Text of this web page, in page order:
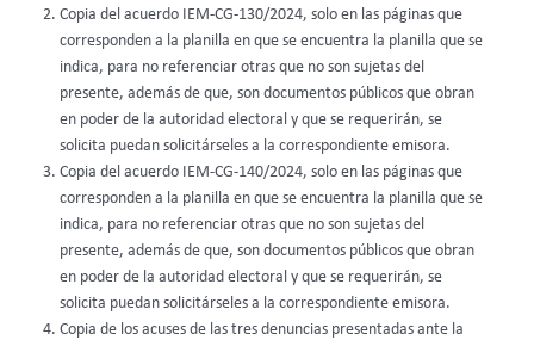
Copia del acuerdo IEM-CG-130/2024, solo en las páginas que
corresponden a la planilla en que se encuentra la planilla que se
indica, para no referenciar otras que no son sujetas del
presente, además de que, son documentos públicos que obran
en poder de la autoridad electoral y que se requerirán, se
solicita puedan solicitárseles a la correspondiente emisora.
Copia del acuerdo IEM-CG-140/2024, solo en las páginas que
corresponden a la planilla en que se encuentra la planilla que se
indica, para no referenciar otras que no son sujetas del
presente, además de que, son documentos públicos que obran
en poder de la autoridad electoral y que se requerirán, se
solicita puedan solicitárseles a la correspondiente emisora.
Copia de los acuses de las tres denuncias presentadas ante la